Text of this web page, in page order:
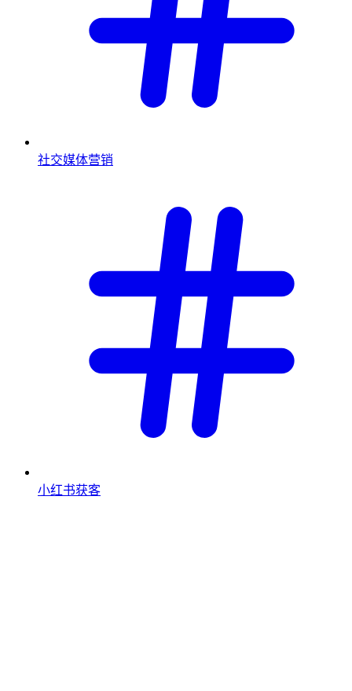
社交媒体营销
小红书获客